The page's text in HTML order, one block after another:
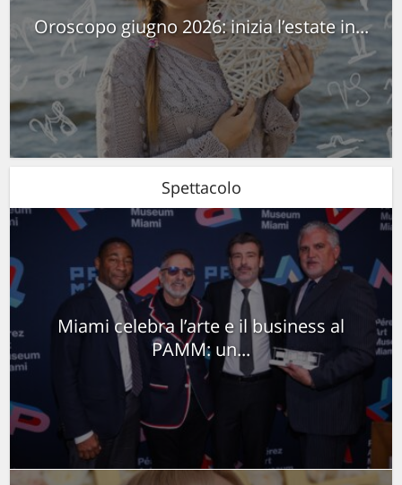
Oroscopo giugno 2026: inizia l’estate in...
Spettacolo
Miami celebra l’arte e il business al
PAMM: un...